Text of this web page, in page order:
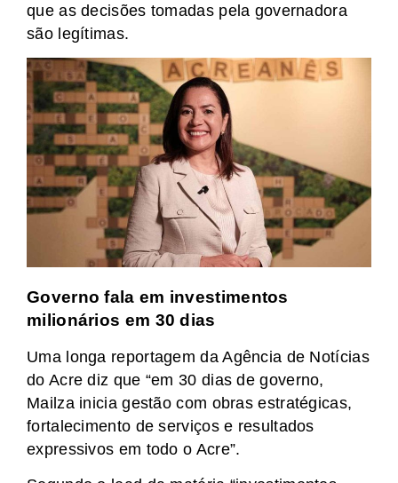
que as decisões tomadas pela governadora
são legítimas.
Governo fala em investimentos
milionários em 30 dias
Uma longa reportagem da Agência de Notícias
do Acre diz que “em 30 dias de governo,
Mailza inicia gestão com obras estratégicas,
fortalecimento de serviços e resultados
expressivos em todo o Acre”.